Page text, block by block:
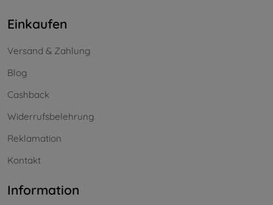
Einkaufen
Versand & Zahlung
Blog
Cashback
Widerrufsbelehrung
Reklamation
Kontakt
Information